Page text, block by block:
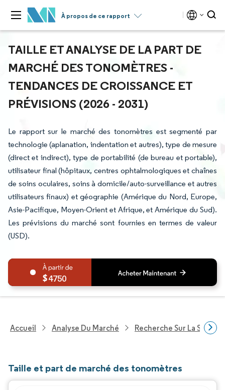
À propos de ce rapport
TAILLE ET ANALYSE DE LA PART DE
MARCHÉ DES TONOMÈTRES -
TENDANCES DE CROISSANCE ET
PRÉVISIONS (2026 - 2031)
Le rapport sur le marché des tonomètres est segmenté par
technologie (aplanation, indentation et autres), type de mesure
(direct et indirect), type de portabilité (de bureau et portable),
utilisateur final (hôpitaux, centres ophtalmologiques et chaînes
de soins oculaires, soins à domicile/auto-surveillance et autres
utilisateurs finaux) et géographie (Amérique du Nord, Europe,
Asie-Pacifique, Moyen-Orient et Afrique, et Amérique du Sud).
Les prévisions du marché sont fournies en termes de valeur
(USD).
4750
Accueil Analyse Du Marché Recherche Sur La Santé
Taille et part de marché des tonomètres